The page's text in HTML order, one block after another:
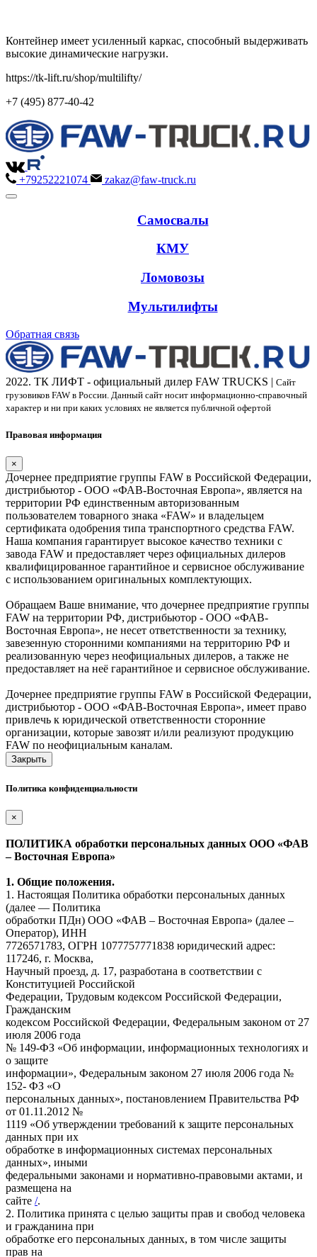
Контейнер имеет усиленный каркас, способный выдерживать
высокие динамические нагрузки.
https://tk-lift.ru/shop/multilifty/
+7 (495) 877-40-42
+79252221074 zakaz@faw-truck.ru
Самосвалы
КМУ
Ломовозы
Мультилифты
Обратная связь
2022. ТК ЛИФТ - официальный дилер FAW TRUCKS | Сайт
грузовиков FAW в России. Данный сайт носит информационно-справочный
характер и ни при каких условиях не является публичной офертой
Правовая информация
×
Дочернее предприятие группы FAW в Российской Федерации,
дистрибьютор - ООО «ФАВ-Восточная Европа», является на
территории РФ единственным авторизованным
пользователем товарного знака «FAW» и владельцем
сертификата одобрения типа транспортного средства FAW.
Наша компания гарантирует высокое качество техники с
завода FAW и предоставляет через официальных дилеров
квалифицированное гарантийное и сервисное обслуживание
с использованием оригинальных комплектующих.
Обращаем Ваше внимание, что дочернее предприятие группы
FAW на территории РФ, дистрибьютор - ООО «ФАВ-
Восточная Европа», не несет ответственности за технику,
завезенную сторонними компаниями на территорию РФ и
реализованную через неофициальных дилеров, а также не
предоставляет на неё гарантийное и сервисное обслуживание.
Дочернее предприятие группы FAW в Российской Федерации,
дистрибьютор - ООО «ФАВ-Восточная Европа», имеет право
привлечь к юридической ответственности сторонние
организации, которые завозят и/или реализуют продукцию
FAW по неофициальным каналам.
Закрыть
Политика конфиденциальности
×
ПОЛИТИКА обработки персональных данных ООО «ФАВ
– Восточная Европа»
1. Общие положения.
1. Настоящая Политика обработки персональных данных
(далее — Политика
обработки ПДн) ООО «ФАВ – Восточная Европа» (далее –
Оператор), ИНН
7726571783, ОГРН 1077757771838 юридический адрес:
117246, г. Москва,
Научный проезд, д. 17, разработана в соответствии с
Конституцией Российской
Федерации, Трудовым кодексом Российской Федерации,
Гражданским
кодексом Российской Федерации, Федеральным законом от 27
июля 2006 года
№ 149-ФЗ «Об информации, информационных технологиях и
о защите
информации», Федеральным законом 27 июля 2006 года №
152- ФЗ «О
персональных данных», постановлением Правительства РФ
от 01.11.2012 №
1119 «Об утверждении требований к защите персональных
данных при их
обработке в информационных системах персональных
данных», иными
федеральными законами и нормативно-правовыми актами, и
размещена на
сайте /.
2. Политика принята с целью защиты прав и свобод человека
и гражданина при
обработке его персональных данных, в том числе защиты
прав на